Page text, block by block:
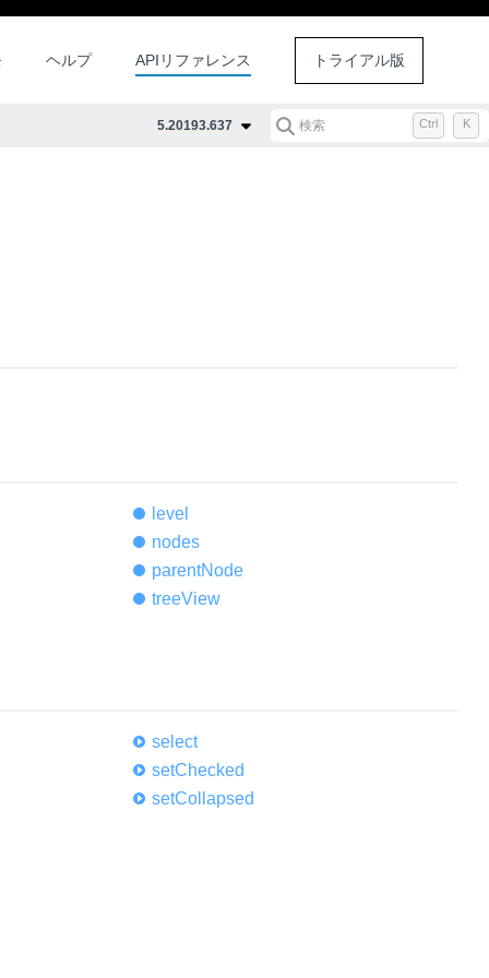
ヘルプ APIリファレンス トライアル版
5.20193.637 検索 Ctrl K
level
nodes
parentNode
treeView
select
setChecked
setCollapsed